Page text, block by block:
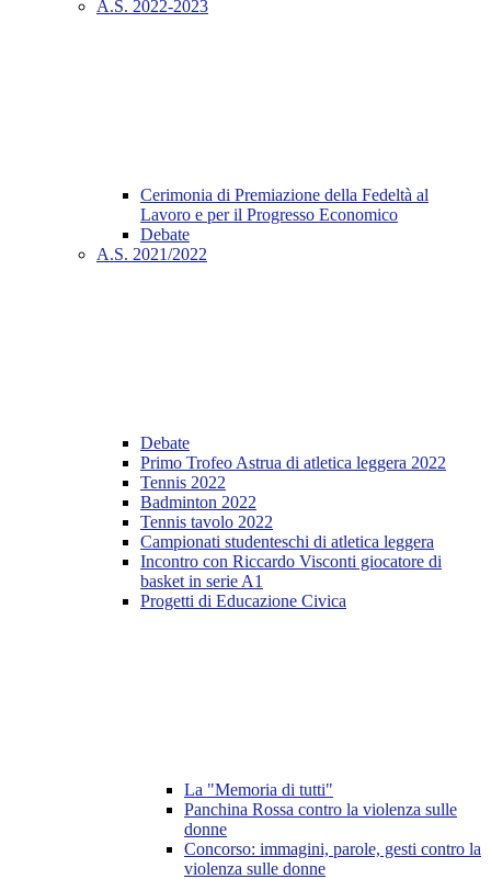
A.S. 2022-2023
Cerimonia di Premiazione della Fedeltà al
Lavoro e per il Progresso Economico
Debate
A.S. 2021/2022
Debate
Primo Trofeo Astrua di atletica leggera 2022
Tennis 2022
Badminton 2022
Tennis tavolo 2022
Campionati studenteschi di atletica leggera
Incontro con Riccardo Visconti giocatore di
basket in serie A1
Progetti di Educazione Civica
La "Memoria di tutti"
Panchina Rossa contro la violenza sulle
donne
Concorso: immagini, parole, gesti contro la
violenza sulle donne